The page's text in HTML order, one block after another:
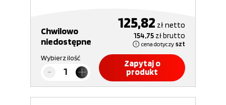
Chwilowo
niedostępne
125,82 złnetto
154,75 złbrutto
cena dotyczy szt
Wybierz ilość
Zapytaj o
produkt